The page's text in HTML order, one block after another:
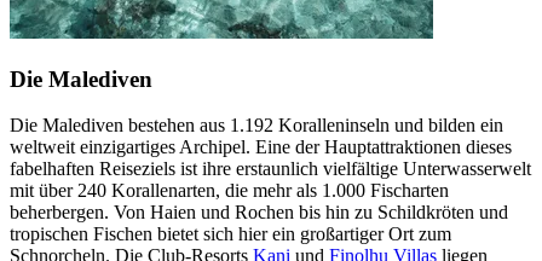
Die Malediven
Die Malediven bestehen aus 1.192 Koralleninseln und bilden ein
weltweit einzigartiges Archipel. Eine der Hauptattraktionen dieses
fabelhaften Reiseziels ist ihre erstaunlich vielfältige Unterwasserwelt
mit über 240 Korallenarten, die mehr als 1.000 Fischarten
beherbergen. Von Haien und Rochen bis hin zu Schildkröten und
tropischen Fischen bietet sich hier ein großartiger Ort zum
Schnorcheln. Die Club-Resorts Kani und Finolhu Villas liegen